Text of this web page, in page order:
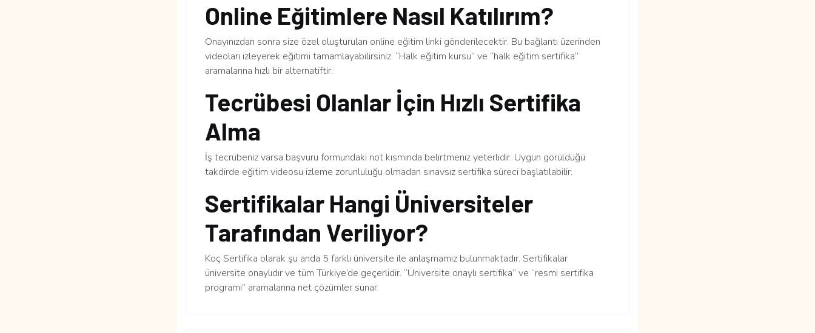
Online Eğitimlere Nasıl Katılırım?
Onayınızdan sonra size özel oluşturulan online eğitim linki gönderilecektir. Bu bağlantı üzerinden
videoları izleyerek eğitimi tamamlayabilirsiniz. “Halk eğitim kursu” ve “halk eğitim sertifika”
aramalarına hızlı bir alternatiftir.
Tecrübesi Olanlar İçin Hızlı Sertifika
Alma
İş tecrübeniz varsa başvuru formundaki not kısmında belirtmeniz yeterlidir. Uygun görüldüğü
takdirde eğitim videosu izleme zorunluluğu olmadan sınavsız sertifika süreci başlatılabilir.
Sertifikalar Hangi Üniversiteler
Tarafından Veriliyor?
Koç Sertifika olarak şu anda 5 farklı üniversite ile anlaşmamız bulunmaktadır. Sertifikalar
üniversite onaylıdır ve tüm Türkiye’de geçerlidir. “Üniversite onaylı sertifika” ve “resmi sertifika
programı” aramalarına net çözümler sunar.